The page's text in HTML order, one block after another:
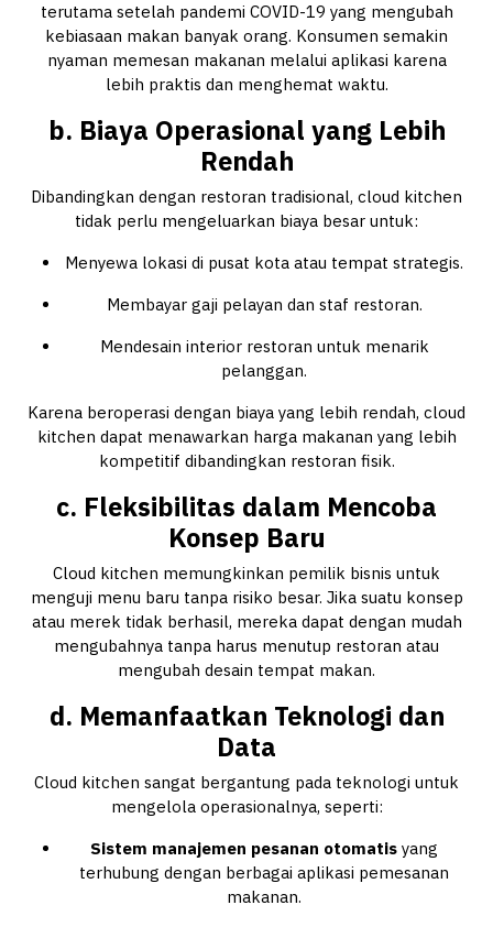
terutama setelah pandemi COVID-19 yang mengubah
kebiasaan makan banyak orang. Konsumen semakin
nyaman memesan makanan melalui aplikasi karena
lebih praktis dan menghemat waktu.
b. Biaya Operasional yang Lebih
Rendah
Dibandingkan dengan restoran tradisional, cloud kitchen
tidak perlu mengeluarkan biaya besar untuk:
Menyewa lokasi di pusat kota atau tempat strategis.
Membayar gaji pelayan dan staf restoran.
Mendesain interior restoran untuk menarik
pelanggan.
Karena beroperasi dengan biaya yang lebih rendah, cloud
kitchen dapat menawarkan harga makanan yang lebih
kompetitif dibandingkan restoran fisik.
c. Fleksibilitas dalam Mencoba
Konsep Baru
Cloud kitchen memungkinkan pemilik bisnis untuk
menguji menu baru tanpa risiko besar. Jika suatu konsep
atau merek tidak berhasil, mereka dapat dengan mudah
mengubahnya tanpa harus menutup restoran atau
mengubah desain tempat makan.
d. Memanfaatkan Teknologi dan
Data
Cloud kitchen sangat bergantung pada teknologi untuk
mengelola operasionalnya, seperti:
Sistem manajemen pesanan otomatis yang
terhubung dengan berbagai aplikasi pemesanan
makanan.